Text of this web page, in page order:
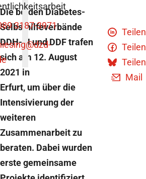
Die beiden Diabetes-
Selbsthilfeverbände
DDH-M und DDF trafen
sich am 12. August
2021 in
Erfurt, um über die
Intensivierung der
weiteren
Zusammenarbeit zu
beraten. Dabei wurden
erste gemeinsame
Teilen
Teilen
Teilen
Mail
3187-3971
@dzd-